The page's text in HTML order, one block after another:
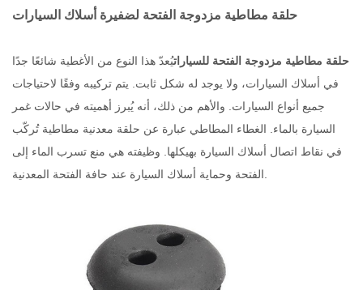
حلقة مطاطية مزدوجة الفتحة لضفيرة أسلاك السيارات
حلقة مطاطية مزدوجة الفتحة للسياراتيُعدّ هذا النوع من الأغطية شائعًا جدًا
في أسلاك السيارات، ولا يوجد له شكل ثابت. يتم تركيبه وفقًا لاحتياجات
جميع أنواع السيارات. والأهم من ذلك، أنه يُبرز أهميته في حالات غمر
السيارة بالماء. الغطاء المطاطي عبارة عن حلقة معدنية مطاطية تُركّب
في نقاط اتصال أسلاك السيارة بهيكلها. وظيفته هي منع تسرب الماء إلى